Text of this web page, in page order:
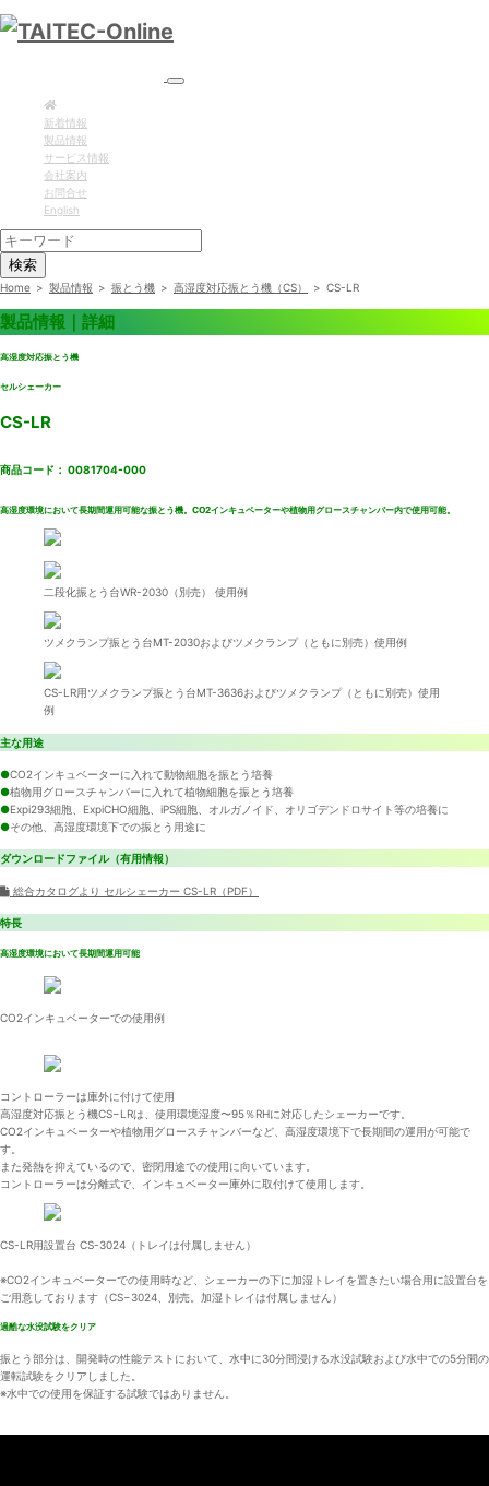
新着情報
製品情報
サービス情報
会社案内
お問合せ
English
検索
Home > 製品情報 > 振とう機 > 高湿度対応振とう機（CS） > CS-LR
製品情報｜詳細
高湿度対応振とう機
セルシェーカー
CS-LR
商品コード： 0081704-000
高湿度環境において長期間運用可能な振とう機。CO2インキュベーターや植物用グロースチャンバー内で使用可能。
二段化振とう台WR-2030（別売） 使用例
ツメクランプ振とう台MT-2030およびツメクランプ（ともに別売）使用例
CS-LR用ツメクランプ振とう台MT-3636およびツメクランプ（ともに別売）使用
例
主な用途
●CO2インキュベーターに入れて動物細胞を振とう培養
●植物用グロースチャンバーに入れて植物細胞を振とう培養
●Expi293細胞、ExpiCHO細胞、iPS細胞、オルガノイド、オリゴデンドロサイト等の培養に
●その他、高湿度環境下での振とう用途に
ダウンロードファイル（有用情報）
総合カタログより セルシェーカー CS-LR（PDF）
特長
高湿度環境において長期間運用可能
CO2インキュベーターでの使用例
コントローラーは庫外に付けて使用
高湿度対応振とう機CS−LRは、使用環境湿度〜95％RHに対応したシェーカーです。
CO2インキュベーターや植物用グロースチャンバーなど、高湿度環境下で長期間の運用が可能で
す。
また発熱を抑えているので、密閉用途での使用に向いています。
コントローラーは分離式で、インキュベーター庫外に取付けて使用します。
CS-LR用設置台 CS-3024（トレイは付属しません）
※CO2インキュベーターでの使用時など、シェーカーの下に加湿トレイを置きたい場合用に設置台を
ご用意しております（CS−3024、別売。加湿トレイは付属しません）
過酷な水没試験をクリア
振とう部分は、開発時の性能テストにおいて、水中に30分間浸ける水没試験および水中での5分間の
運転試験をクリアしました。
※水中での使用を保証する試験ではありません。